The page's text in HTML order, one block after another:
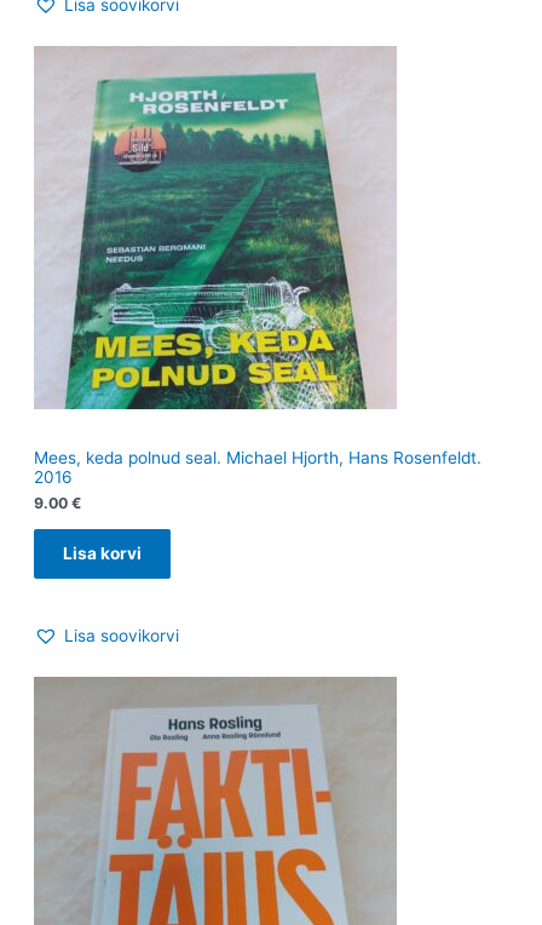
Lisa soovikorvi
Mees, keda polnud seal. Michael Hjorth, Hans Rosenfeldt.
2016
9.00 €
Lisa korvi
Lisa soovikorvi